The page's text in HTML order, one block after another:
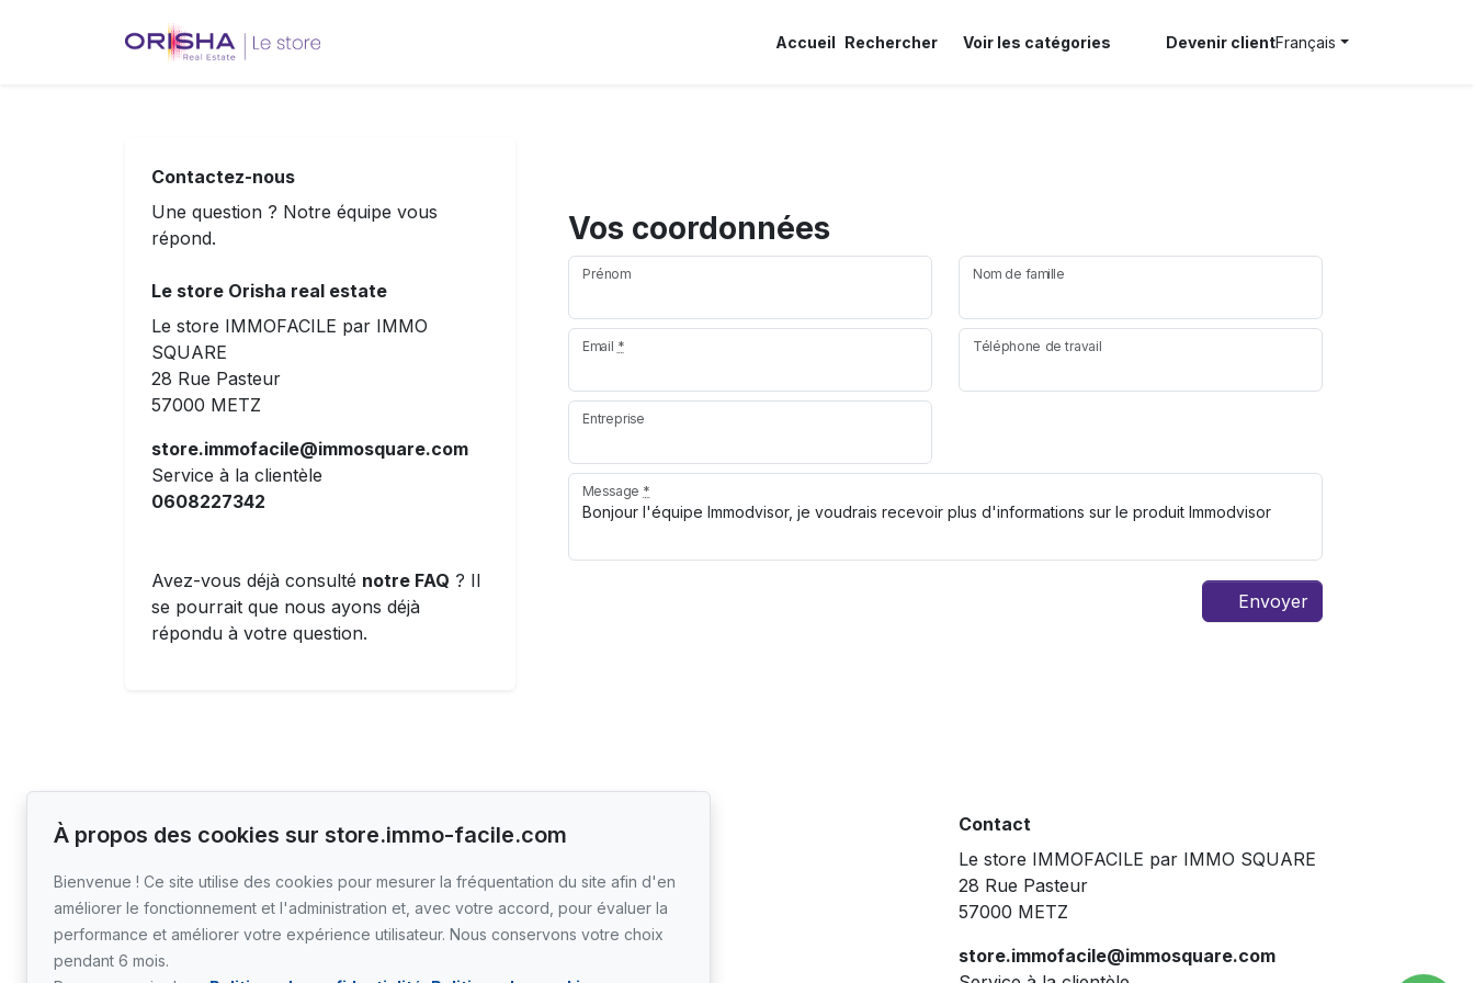
Accueil Rechercher Voir les catégories Devenir clientFrançais
Contactez-nous
Une question ? Notre équipe vous
répond.
Le store Orisha real estate
Le store IMMOFACILE par IMMO
SQUARE
28 Rue Pasteur
57000 METZ
store.immofacile@immosquare.com
Service à la clientèle
0608227342
Avez-vous déjà consulté notre FAQ ? Il
se pourrait que nous ayons déjà
répondu à votre question.
Vos coordonnées
Prénom Nom de famille
Email * Téléphone de travail
Entreprise
Message *
Envoyer
Suivez-nous
Mode d'affichage
Devenir client
Contact
FAQ
Contact
Le store IMMOFACILE par IMMO SQUARE
28 Rue Pasteur
57000 METZ
store.immofacile@immosquare.com
À propos des cookies sur store.immo-facile.com
Bienvenue ! Ce site utilise des cookies pour mesurer la fréquentation du site afin d'en
améliorer le fonctionnement et l'administration et, avec votre accord, pour évaluer la
performance et améliorer votre expérience utilisateur. Nous conservons votre choix
pendant 6 mois.